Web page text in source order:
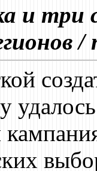
и три